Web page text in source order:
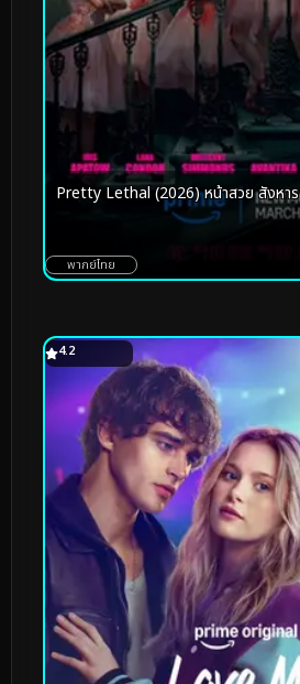
Pretty Lethal (2026) หน้าสวย สังหาร
พากย์ไทย
4.2